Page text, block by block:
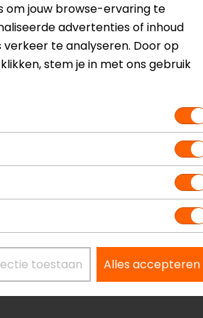
ons op of kom langs in één van
& passen en staan onze
zijn ter indicatie van de
Model
1738-
Kleur Transparant
om jouw browse-ervaring te
advertenties of inhoud
te analyseren. Door op
stem je in met ons gebruik
toestaan Alles accepteren